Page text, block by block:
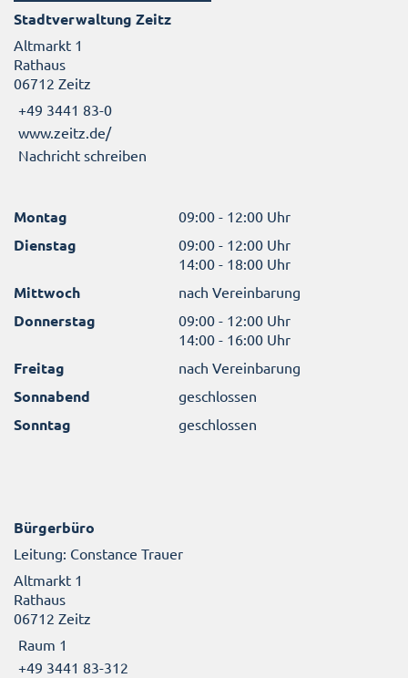
Stadtverwaltung Zeitz
Altmarkt 1
Rathaus
06712 Zeitz
+49 3441 83-0
www.zeitz.de/
Nachricht schreiben
Montag 09:00 - 12:00 Uhr
Dienstag
09:00 - 12:00 Uhr
14:00 - 18:00 Uhr
Mittwoch nach Vereinbarung
Donnerstag
09:00 - 12:00 Uhr
14:00 - 16:00 Uhr
Freitag nach Vereinbarung
Sonnabend geschlossen
Sonntag geschlossen
Bürgerbüro
Leitung: Constance Trauer
Altmarkt 1
Rathaus
06712 Zeitz
Raum 1
+49 3441 83-312